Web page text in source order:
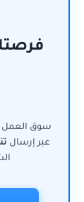
سوق العمل
عبر إرسال